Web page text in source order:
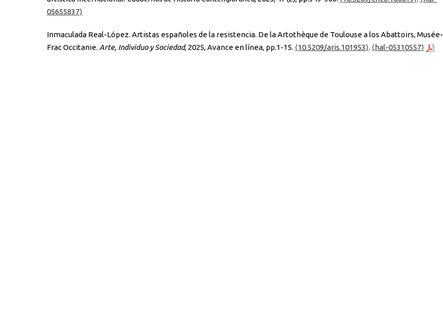
05655837⟩
Inmaculada Real-López. Artistas españoles de la resistencia. De la Artothèque de Toulouse a los Abattoirs, Musée-
Frac Occitanie. Arte, Individuo y Sociedad, 2025, Avance en línea, pp.1-15. ⟨10.5209/aris.101953⟩. ⟨hal-05310557⟩